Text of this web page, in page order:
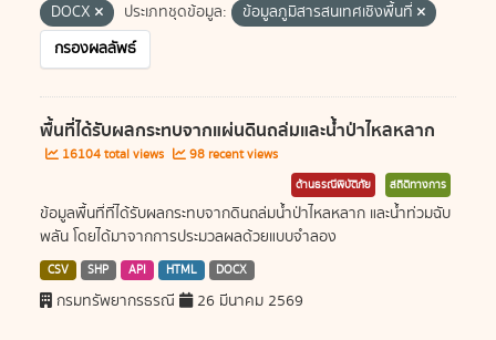
DOCX
ประเภทชุดข้อมูล:
ข้อมูลภูมิสารสนเทศเชิงพื้นที่
กรองผลลัพธ์
พื้นที่ได้รับผลกระทบจากแผ่นดินถล่มและน้ำป่าไหลหลาก
16104 total views 98 recent views
ด้านธรณีพิบัติภัย สถิติทางการ
ข้อมูลพื้นที่ที่ได้รับผลกระทบจากดินถล่มน้ำป่าไหลหลาก และน้ำท่วมฉับ
พลัน โดยได้มาจากการประมวลผลด้วยแบบจำลอง
CSV SHP API HTML DOCX
กรมทรัพยากรธรณี 26 มีนาคม 2569